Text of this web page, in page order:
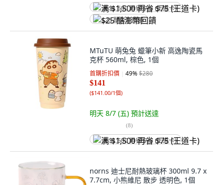
满 $1,500 再省 $75 (王道卡)
$25 酷澎幣回饋
MTuTU 萌兔兔 蠟筆小新 高逸陶瓷馬
克杯 560ml, 棕色, 1個
首購折扣價 49%$280
$141
($141.00/1個)
明天 8/7 (五) 預計送達
(8)
满 $1,500 再省 $75 (王道卡)
norns 迪士尼耐熱玻璃杯 300ml 9.7 x
7.7cm, 小熊維尼 散步 透明色, 1個